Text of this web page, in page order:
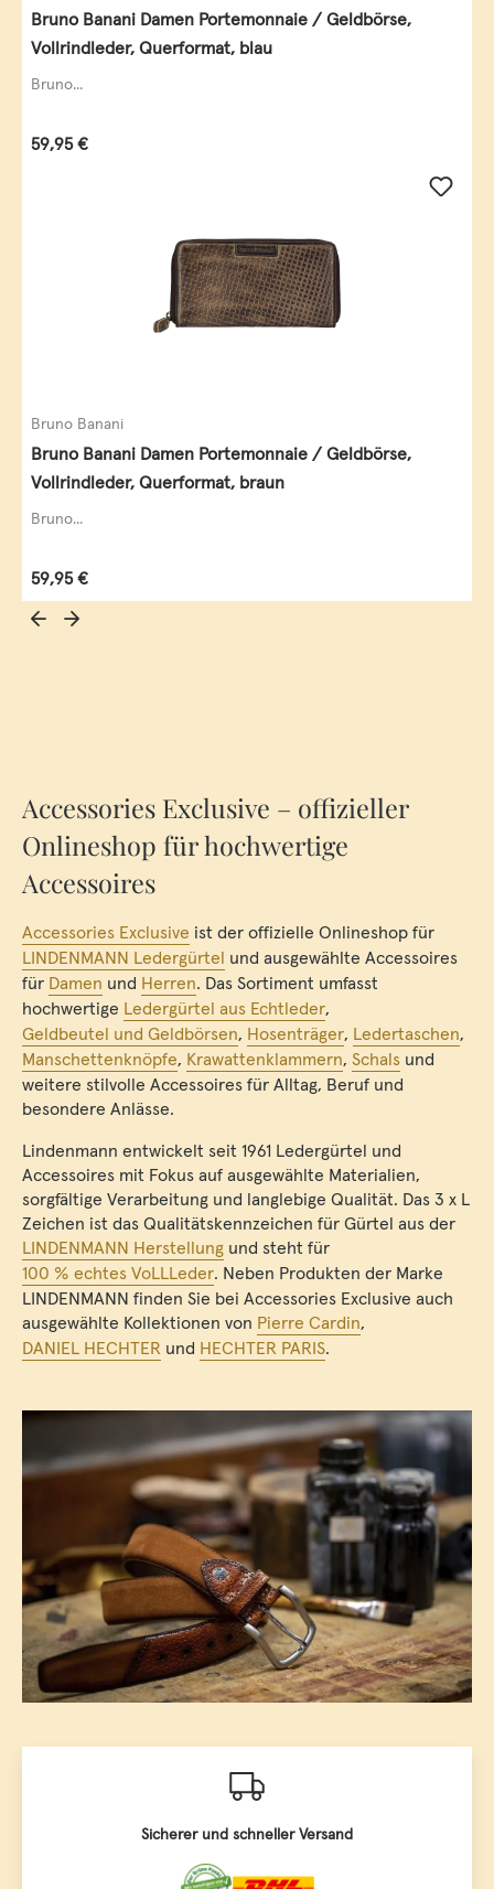
Bruno Banani Damen Portemonnaie / Geldbörse,
Vollrindleder, Querformat, blau
Bruno...
Regulärer Preis:
59,95 €
Bruno Banani
Bruno Banani Damen Portemonnaie / Geldbörse,
Vollrindleder, Querformat, braun
Bruno...
Regulärer Preis:
59,95 €
Accessories Exclusive – offizieller
Onlineshop für hochwertige
Accessoires
Accessories Exclusive ist der offizielle Onlineshop für
LINDENMANN Ledergürtel und ausgewählte Accessoires
für Damen und Herren. Das Sortiment umfasst
hochwertige Ledergürtel aus Echtleder,
Geldbeutel und Geldbörsen, Hosenträger, Ledertaschen,
Manschettenknöpfe, Krawattenklammern, Schals und
weitere stilvolle Accessoires für Alltag, Beruf und
besondere Anlässe.
Lindenmann entwickelt seit 1961 Ledergürtel und
Accessoires mit Fokus auf ausgewählte Materialien,
sorgfältige Verarbeitung und langlebige Qualität. Das 3 x L
Zeichen ist das Qualitätskennzeichen für Gürtel aus der
LINDENMANN Herstellung und steht für
100 % echtes VoLLLeder. Neben Produkten der Marke
LINDENMANN finden Sie bei Accessories Exclusive auch
ausgewählte Kollektionen von Pierre Cardin,
DANIEL HECHTER und HECHTER PARIS.
Sicherer und schneller Versand